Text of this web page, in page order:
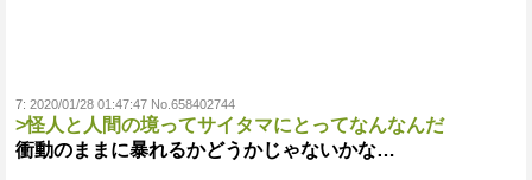
7: 2020/01/28 01:47:47 No.658402744
>怪人と人間の境ってサイタマにとってなんなんだ
衝動のままに暴れるかどうかじゃないかな…